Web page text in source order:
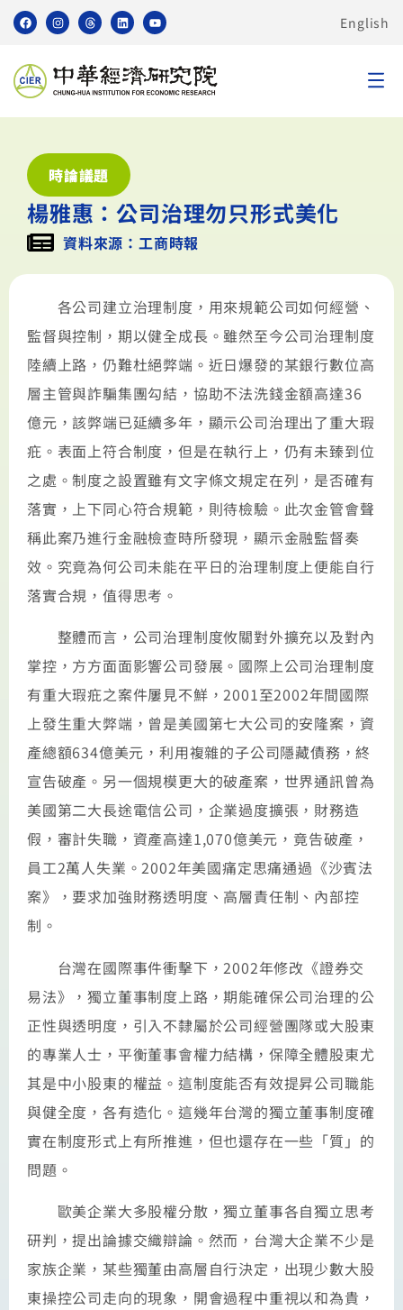
English
時論議題
楊雅惠：公司治理勿只形式美化
資料來源：工商時報
各公司建立治理制度，用來規範公司如何經營、
監督與控制，期以健全成長。雖然至今公司治理制度
陸續上路，仍難杜絕弊端。近日爆發的某銀行數位高
層主管與詐騙集團勾結，協助不法洗錢金額高達36
億元，該弊端已延續多年，顯示公司治理出了重大瑕
疪。表面上符合制度，但是在執行上，仍有未臻到位
之處。制度之設置雖有文字條文規定在列，是否確有
落實，上下同心符合規範，則待檢驗。此次金管會聲
稱此案乃進行金融檢查時所發現，顯示金融監督奏
效。究竟為何公司未能在平日的治理制度上便能自行
落實合規，值得思考。
整體而言，公司治理制度攸關對外擴充以及對內
掌控，方方面面影響公司發展。國際上公司治理制度
有重大瑕疪之案件屢見不鮮，2001至2002年間國際
上發生重大弊端，曾是美國第七大公司的安隆案，資
產總額634億美元，利用複雜的子公司隱藏債務，終
宣告破產。另一個規模更大的破產案，世界通訊曾為
美國第二大長途電信公司，企業過度擴張，財務造
假，審計失職，資產高達1,070億美元，竟告破產，
員工2萬人失業。2002年美國痛定思痛通過《沙賓法
案》，要求加強財務透明度、高層責任制、內部控
制。
台灣在國際事件衝擊下，2002年修改《證券交
易法》，獨立董事制度上路，期能確保公司治理的公
正性與透明度，引入不隸屬於公司經營團隊或大股東
的專業人士，平衡董事會權力結構，保障全體股東尤
其是中小股東的權益。這制度能否有效提昇公司職能
與健全度，各有造化。這幾年台灣的獨立董事制度確
實在制度形式上有所推進，但也還存在一些「質」的
問題。
歐美企業大多股權分散，獨立董事各自獨立思考
研判，提出論據交織辯論。然而，台灣大企業不少是
家族企業，某些獨董由高層自行決定，出現少數大股
東操控公司走向的現象，開會過程中重視以和為貴，